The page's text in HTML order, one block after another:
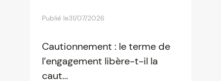
Publié le31/07/2026
Cautionnement : le terme de
l’engagement libère-t-il la
caut...